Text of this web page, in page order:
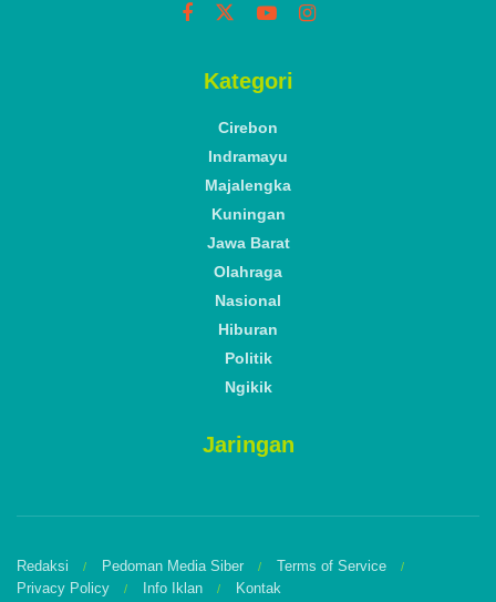
Kategori
Cirebon
Indramayu
Majalengka
Kuningan
Jawa Barat
Olahraga
Nasional
Hiburan
Politik
Ngikik
Jaringan
Redaksi Pedoman Media Siber
Terms of Service
Privacy Policy
Info Iklan Kontak